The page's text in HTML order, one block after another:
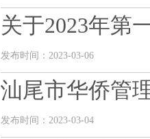
关于2023年第
发布时间：2023-03-06
汕尾市华侨管
发布时间：2023-03-04